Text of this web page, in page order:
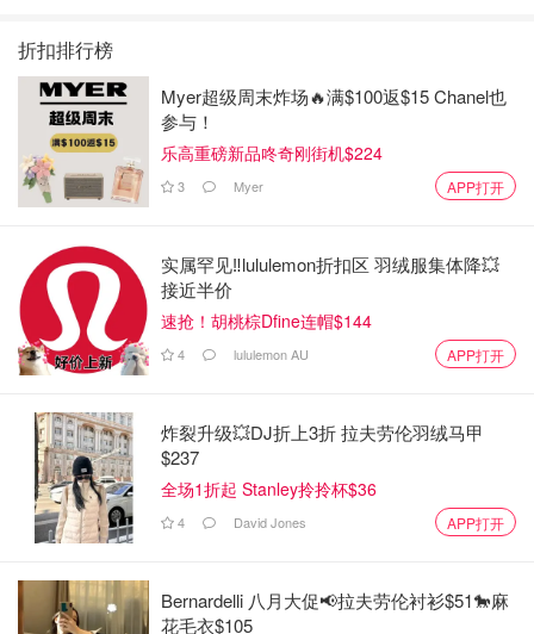
折扣排行榜
Myer超级周末炸场🔥满$100返$15 Chanel也
参与！
乐高重磅新品咚奇刚街机$224
3 Myer APP打开
实属罕见‼️lululemon折扣区 羽绒服集体降💥
接近半价
速抢！胡桃棕Dfine连帽$144
4 lululemon AU APP打开
炸裂升级💥DJ折上3折 拉夫劳伦羽绒马甲
$237
全场1折起 Stanley拎拎杯$36
4 David Jones APP打开
Bernardelli 八月大促📢拉夫劳伦衬衫$51🐎麻
花毛衣$105